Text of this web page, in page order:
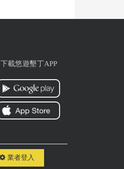
下載悠遊墾丁APP
業者登入